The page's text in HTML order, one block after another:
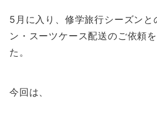
5月に入り、修学旅行シーズン
ン・スーツケース配送のご依頼
た。
今回は、